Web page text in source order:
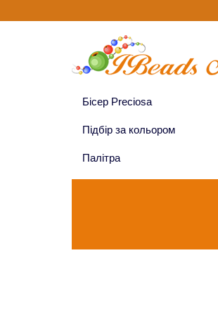
Бісер Preciosa
Підбір за кольором
Палітра